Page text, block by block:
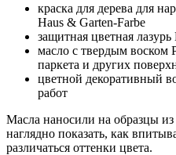
краска для дерева для
Haus & Garten-Farbe
защитная цветная
масло с твердым воском
паркета и других
цветной декоративный
работ
Масла наносили на образцы
наглядно показать, как
различаться оттенки цвета.